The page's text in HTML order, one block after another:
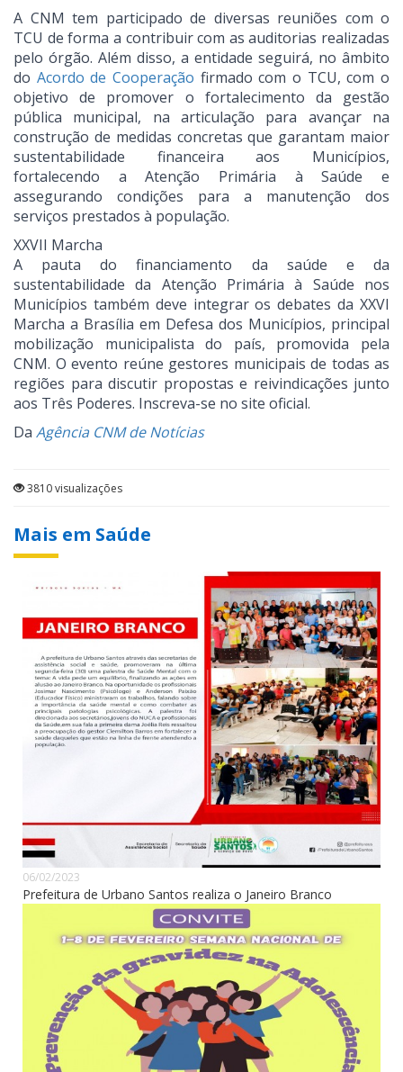
A CNM tem participado de diversas reuniões com o
TCU de forma a contribuir com as auditorias realizadas
pelo órgão. Além disso, a entidade seguirá, no âmbito
do Acordo de Cooperação firmado com o TCU, com o
objetivo de promover o fortalecimento da gestão
pública municipal, na articulação para avançar na
construção de medidas concretas que garantam maior
sustentabilidade financeira aos Municípios,
fortalecendo a Atenção Primária à Saúde e
assegurando condições para a manutenção dos
serviços prestados à população.
XXVII Marcha
A pauta do financiamento da saúde e da
sustentabilidade da Atenção Primária à Saúde nos
Municípios também deve integrar os debates da XXVI
Marcha a Brasília em Defesa dos Municípios, principal
mobilização municipalista do país, promovida pela
CNM. O evento reúne gestores municipais de todas as
regiões para discutir propostas e reivindicações junto
aos Três Poderes. Inscreva-se no site oficial.
Da Agência CNM de Notícias
3810 visualizações
Mais em Saúde
06/02/2023
Prefeitura de Urbano Santos realiza o Janeiro Branco